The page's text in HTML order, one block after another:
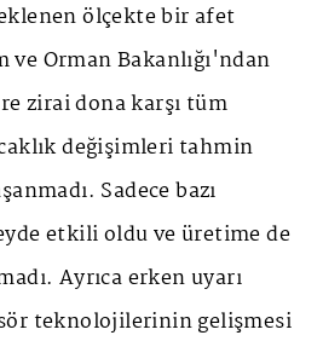
ölçekte bir afet
ve Orman Bakanlığı'ndan
zirai dona karşı tüm
değişimleri tahmin
Sadece bazı
etkili oldu ve üretime de
Ayrıca erken uyarı
teknolojilerinin gelişmesi